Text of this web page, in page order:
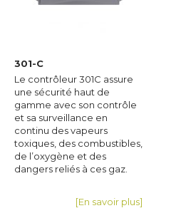
301-C
Le contrôleur 301C assure
une sécurité haut de
gamme avec son contrôle
et sa surveillance en
continu des vapeurs
toxiques, des combustibles,
de l’oxygène et des
dangers reliés à ces gaz.
[En savoir plus]